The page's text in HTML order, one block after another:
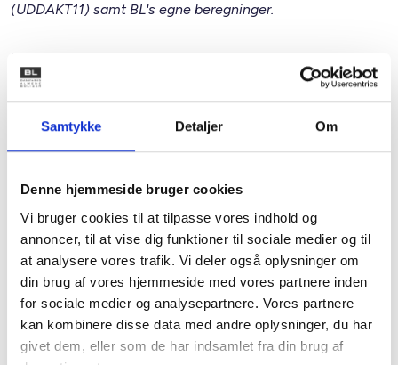
Samtykke Detaljer Om
Denne hjemmeside bruger cookies
Vi bruger cookies til at tilpasse vores indhold og
annoncer, til at vise dig funktioner til sociale medier og til
at analysere vores trafik. Vi deler også oplysninger om
din brug af vores hjemmeside med vores partnere inden
for sociale medier og analysepartnere. Vores partnere
kan kombinere disse data med andre oplysninger, du har
givet dem, eller som de har indsamlet fra din brug af
(UDDAKT11) samt BL's egne beregninger.
Dette misforhold betyder, at unge studerende i
København står i en mere usikker boligsituation, hvor de
har sværere ved at finde en bolig, der dækker deres behov,
og som samtidig er til at betale. De almene ungdomsboliger
have studiejobs til at supplere deres SU-indkomst.
Flere studerende bor privat til leje i København og på
Frederiksberg
I dag bor mere end hver anden udeboende studerende i
København og på Frederiksberg i en privat lejebolig, mens
hver fjerde udeboende studerende bor i en andelsbolig og